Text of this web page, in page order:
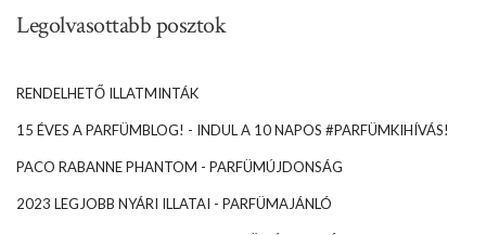
Legolvasottabb posztok
RENDELHETŐ ILLATMINTÁK
15 ÉVES A PARFÜMBLOG! - INDUL A 10 NAPOS #PARFÜMKIHÍVÁS!
PACO RABANNE PHANTOM - PARFÜMÚJDONSÁG
2023 LEGJOBB NYÁRI ILLATAI - PARFÜMAJÁNLÓ